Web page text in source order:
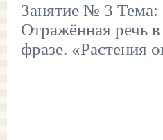
Занятие № 3 Тема:
Отражённая речь
фразе. «Растения